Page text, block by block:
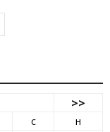
>>
с
н